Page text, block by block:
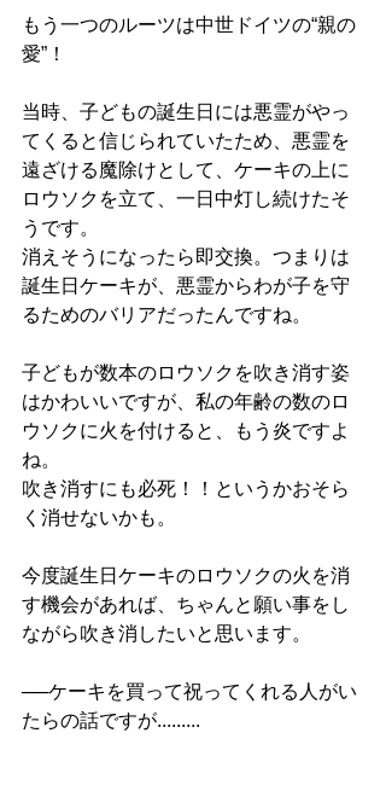
もう一つのルーツは中世ドイツの“親の
愛”！
当時、子どもの誕生日には悪霊がやっ
てくると信じられていたため、悪霊を
遠ざける魔除けとして、ケーキの上に
ロウソクを立て、一日中灯し続けたそ
うです。
​消えそうになったら即交換。つまりは
誕生日ケーキが、悪霊からわが子を守
るためのバリアだったんですね。
子どもが数本のロウソクを吹き消す姿
はかわいいですが、私の年齢の数のロ
ウソクに火を付けると、もう炎ですよ
ね。
吹き消すにも必死！！というかおそら
く消せないかも。
今度誕生日ケーキのロウソクの火を消
す機会があれば、ちゃんと願い事をし
ながら吹き消したいと思います。
──ケーキを買って祝ってくれる人がい
たらの話ですが.........